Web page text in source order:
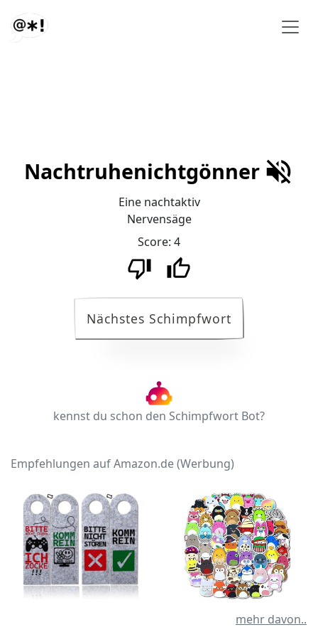
Nachtruhenichtgönner
Eine nachtaktiv
Nervensäge
Score: 4
Nächstes Schimpfwort
kennst du schon den Schimpfwort Bot?
Empfehlungen auf Amazon.de (Werbung)
mehr davon..